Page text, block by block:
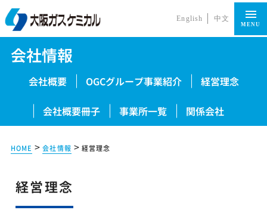
English 中文
MENU
会社情報
会社概要 OGCグループ事業紹介 経営理念
会社概要冊子 事業所一覧 関係会社
HOME > 会社情報 > 経営理念
経営理念